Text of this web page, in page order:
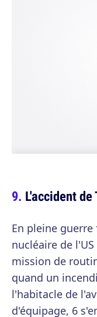
L'accident
En pleine
nucléaire de
mission de
quand un
l'habitacle de
d'équipage, 6